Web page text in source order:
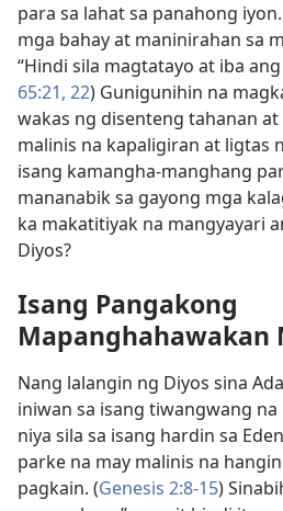
para sa lahat sa panahong
mga bahay at maninirahan sa
“Hindi sila magtatayo at iba
65:21, 22) Gunigunihin na
wakas ng disenteng tahanan
malinis na kapaligiran at ligtas
isang kamangha-manghang
mananabik sa gayong mga
ka makatitiyak na mangyayari
Diyos?
Isang Pangakong
Mapanghahawakan
Nang lalangin ng Diyos sina
iniwan sa isang tiwangwang na
niya sila sa isang hardin sa
parke na may malinis na
pagkain. (Genesis 2:8-15)